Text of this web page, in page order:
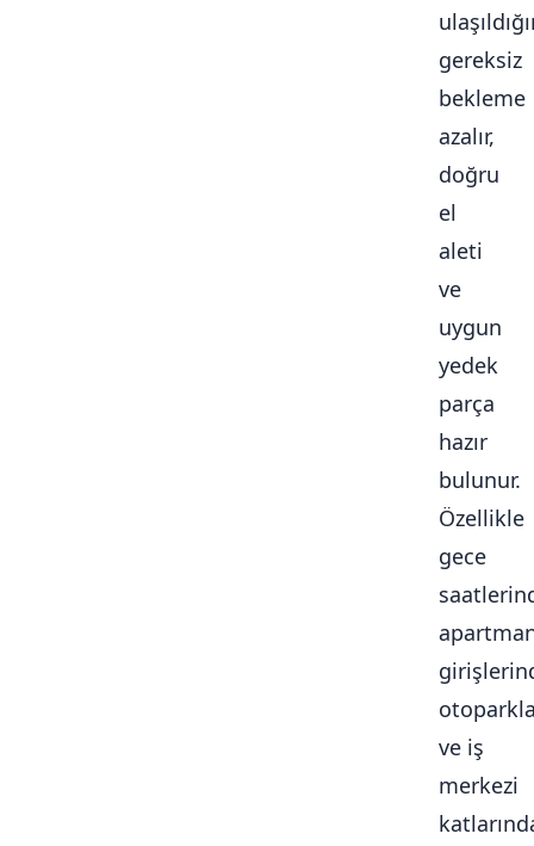
gereksiz
bekleme
azalır,
doğru
el
aleti
ve
uygun
yedek
parça
hazır
bulunur.
Özellikle
gece
ve iş
merkezi